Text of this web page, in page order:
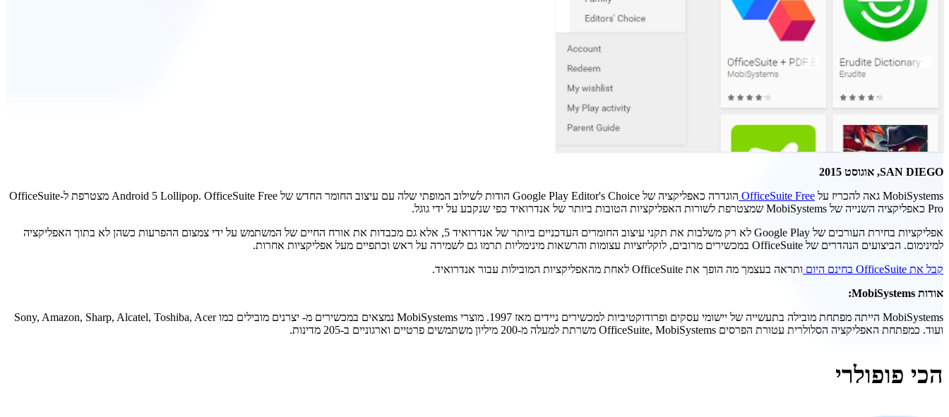
SAN DIEGO, אוגוסט 2015
MobiSystems גאה להכריז על
OfficeSuite Free
הוגדרה כאפליקציה של Google Play Editor's Choice הודות לשילוב המופתי שלה עם עיצוב החומר החדש של Android 5 Lollipop. OfficeSuite Free מצטרפת ל-OfficeSuite
Pro כאפליקציה השנייה של MobiSystems שמצטרפת לשורות האפליקציות הטובות ביותר של אנדרואיד כפי שנקבע על ידי גוגל.
אפליקציות בחירת העורכים של Google Play לא רק משלבות את תקני עיצוב החומרים העדכניים ביותר של אנדרואיד 5, אלא גם מכבדות את אורח החיים של המשתמש על ידי צמצום ההפרעות כשהן לא בתוך האפליקציה
למינימום. הביצועים הנהדרים של OfficeSuite במכשירים מרובים, לוקליזציות עצומות והרשאות מינימליות תרמו גם לשמירה על ראש וכתפיים מעל אפליקציות אחרות.
קבל את OfficeSuite בחינם היום
ותראה בעצמך מה הופך את OfficeSuite לאחת מהאפליקציות המובילות עבור אנדרואיד.
אודות MobiSystems:
MobiSystems הייתה מפתחת מובילה בתעשייה של יישומי עסקים ופרודוקטיביות למכשירים ניידים מאז 1997. מוצרי MobiSystems נמצאים במכשירים מ- יצרנים מובילים כמו Sony, Amazon, Sharp, Alcatel, Toshiba, Acer
ועוד. כמפתחת האפליקציה הסלולרית עטורת הפרסים OfficeSuite, MobiSystems משרתת למעלה מ-200 מיליון משתמשים פרטיים וארגוניים ב-205 מדינות.
הכי פופולרי